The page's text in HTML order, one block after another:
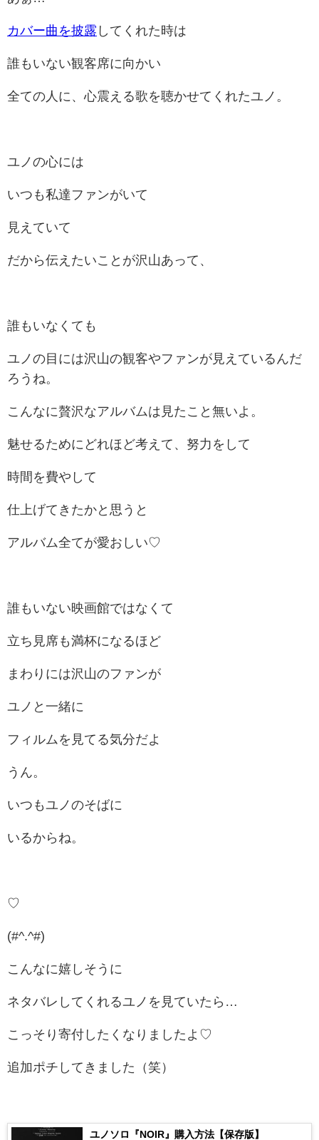
カバー曲を披露 してくれた時は
誰もいない観客席に向かい
全ての人に、心震える歌を聴かせてくれたユノ。
ユノの心には
いつも私達ファンがいて
見えていて
だから伝えたいことが沢山あって、
誰もいなくても
ユノの目には沢山の観客やファンが見えているんだ
ろうね。
こんなに贅沢なアルバムは見たこと無いよ。
魅せるためにどれほど考えて、努力をして
時間を費やして
仕上げてきたかと思うと
アルバム全てが愛おしい♡
誰もいない映画館ではなくて
立ち見席も満杯になるほど
まわりには沢山のファンが
ユノと一緒に
フィルムを見てる気分だよ
うん。
いつもユノのそばに
いるからね。
♡
(#^.^#)
こんなに嬉しそうに
ネタバレしてくれるユノを見ていたら…
こっそり寄付したくなりましたよ♡
追加ポチしてきました（笑）
ユノソロ『NOIR』購入方法【保存版】